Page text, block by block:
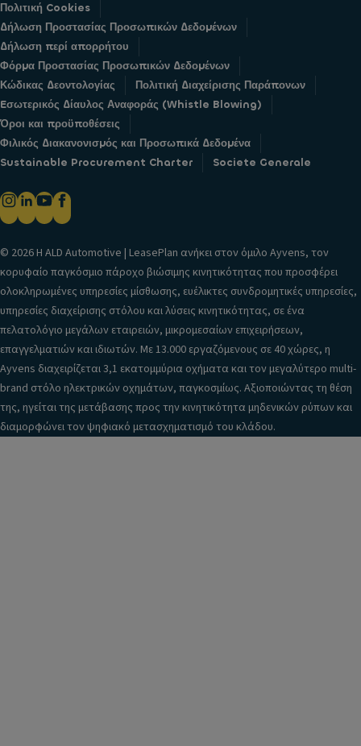
Πολιτική Cookies
Δήλωση Προστασίας Προσωπικών Δεδομένων
Δήλωση περί απορρήτου
Φόρμα Προστασίας Προσωπικών Δεδομένων
Κώδικας Δεοντολογίας
Πολιτική Διαχείρισης Παράπονων
Eσωτερικός Δίαυλος Αναφοράς (Whistle Blowing)
Όροι και προϋποθέσεις
Φιλικός Διακανονισμός και Προσωπικά Δεδομένα
Sustainable Procurement Charter
Societe Generale
© 2026 H ALD Automotive | LeasePlan ανήκει στον όμιλο Ayvens, τον
κορυφαίο παγκόσμιο πάροχο βιώσιμης κινητικότητας που προσφέρει
ολοκληρωμένες υπηρεσίες μίσθωσης, ευέλικτες συνδρομητικές υπηρεσίες,
υπηρεσίες διαχείρισης στόλου και λύσεις κινητικότητας, σε ένα
πελατολόγιο μεγάλων εταιρειών, μικρομεσαίων επιχειρήσεων,
επαγγελματιών και ιδιωτών. Με 13.000 εργαζόμενους σε 40 χώρες, η
Ayvens διαχειρίζεται 3,1 εκατομμύρια οχήματα και τον μεγαλύτερο multi-
brand στόλο ηλεκτρικών οχημάτων, παγκοσμίως. Αξιοποιώντας τη θέση
της, ηγείται της μετάβασης προς την κινητικότητα μηδενικών ρύπων και
διαμορφώνει τον ψηφιακό μετασχηματισμό του κλάδου.